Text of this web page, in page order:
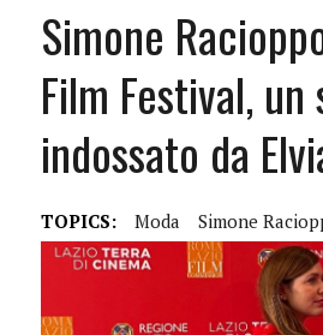
Simone
Film Festival,
indossato da
TOPICS: Moda Simone